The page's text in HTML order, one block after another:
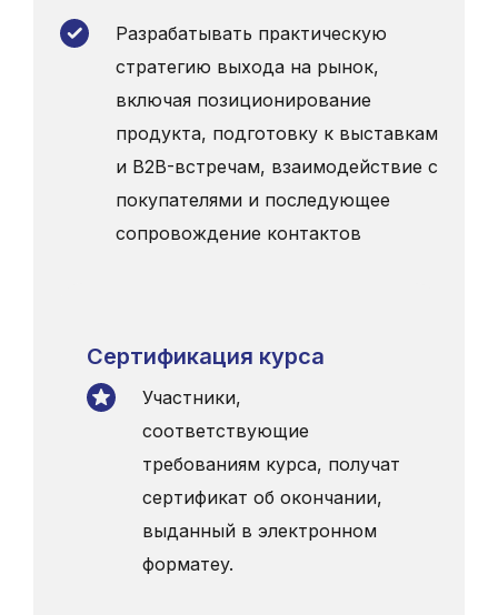
Разрабатывать практическую
стратегию выхода на рынок,
включая позиционирование
продукта, подготовку к выставкам
и B2B-встречам, взаимодействие с
покупателями и последующее
сопровождение контактов
Сертификация курса
Участники,
соответствующие
требованиям курса, получат
сертификат об окончании,
выданный в электронном
форматеy.